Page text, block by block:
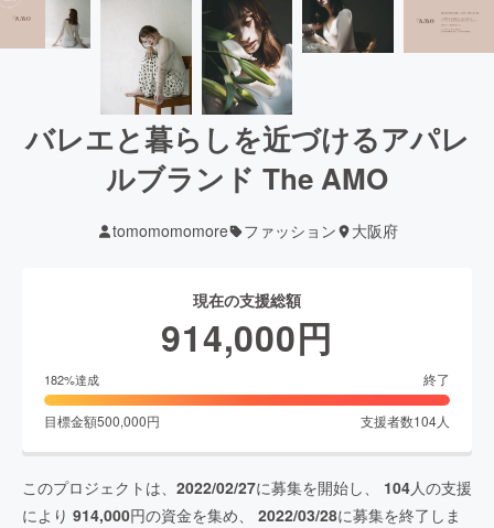
バレエと暮らしを近づけるアパレ
ルブランド The AMO
tomomomomore ファッション 大阪府
現在の支援総額
914,000円
182%達成 終了
目標金額500,000円 支援者数104人
このプロジェクトは、 2022/02/27に募集を開始し、 104人の支援
により 914,000円の資金を集め、 2022/03/28に募集を終了しま